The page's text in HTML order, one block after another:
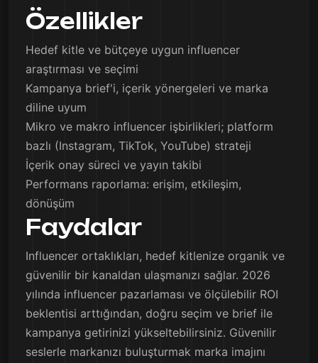
Özellikler
Hedef kitle ve bütçeye uygun influencer
araştırması ve seçimi
Kampanya brief'i, içerik yönergeleri ve marka
diline uyum
Mikro ve makro influencer işbirlikleri; platform
bazlı (Instagram, TikTok, YouTube) strateji
İçerik onay süreci ve yayın takibi
Performans raporlama: erişim, etkileşim,
dönüşüm
Faydalar
Influencer ortaklıkları, hedef kitlenize organik ve
güvenilir bir kanaldan ulaşmanızı sağlar. 2026
yılında influencer pazarlaması ve ölçülebilir ROI
beklentisi arttığından, doğru seçim ve brief ile
kampanya getirinizi yükseltebilirsiniz. Güvenilir
seslerle markanızı buluşturmak marka imajını